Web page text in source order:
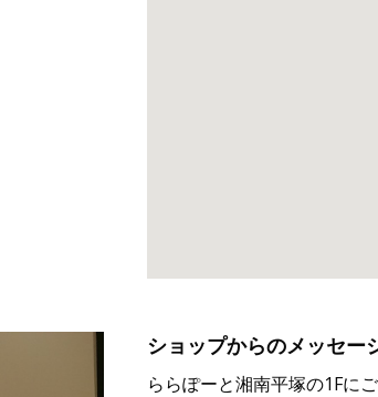
ショップからのメッセー
ららぽーと湘南平塚の1Fに